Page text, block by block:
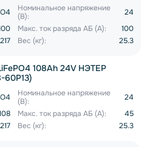
Номинальное напряжение
(В):
24
Макс. ток разряда АБ (А):
100
Вес (кг): 25.3
108Ah 24V НЭТЕР
60P13)
Номинальное напряжение
(В):
24
Макс. ток разряда АБ (А):
45
Вес (кг): 25.3